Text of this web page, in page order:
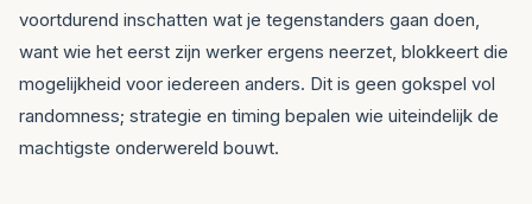
voortdurend inschatten wat je tegenstanders gaan doen,
want wie het eerst zijn werker ergens neerzet, blokkeert die
mogelijkheid voor iedereen anders. Dit is geen gokspel vol
randomness; strategie en timing bepalen wie uiteindelijk de
machtigste onderwereld bouwt.